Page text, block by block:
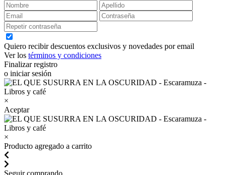
Quiero recibir descuentos exclusivos y novedades por email
Ver los términos y condiciones
Finalizar registro
o iniciar sesión
×
Aceptar
×
Producto agregado a carrito
Seguir comprando